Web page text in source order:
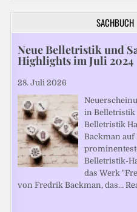
SACHBUCH
Neue Belletristik und
Highlights im Juli 2024
28. Juli 2026
in Belletristik
Belletristik
Backman auf
Belletristik-
das Werk
von Fredrik Backman, das…